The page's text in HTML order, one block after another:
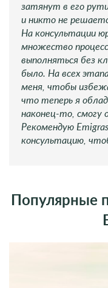
затянут в его
и никто не
На консультации
множество
выполняться без
было. На всех
меня, чтобы
что теперь я
наконец-то,
Рекомендую
консультацию,
Популярные